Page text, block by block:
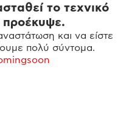
το τεχνικό
και να είστε
πολύ σύντομα.